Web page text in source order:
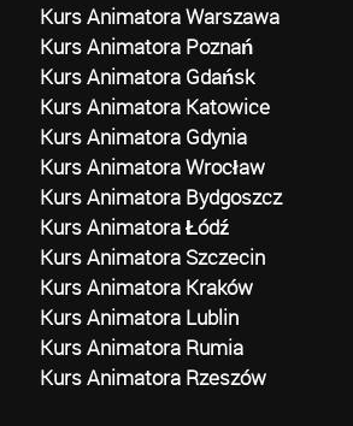
Kurs Animatora Warszawa
Kurs Animatora Poznań
Kurs Animatora Gdańsk
Kurs Animatora Katowice
Kurs Animatora Gdynia
Kurs Animatora Wrocław
Kurs Animatora Bydgoszcz
Kurs Animatora Łódź
Kurs Animatora Szczecin
Kurs Animatora Kraków
Kurs Animatora Lublin
Kurs Animatora Rumia
Kurs Animatora Rzeszów